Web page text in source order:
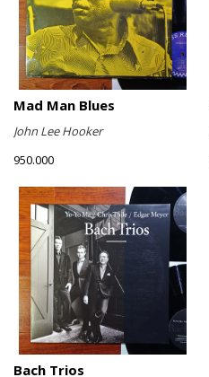
Mad Man Blues
John Lee Hooker
950.000
Bach Trios